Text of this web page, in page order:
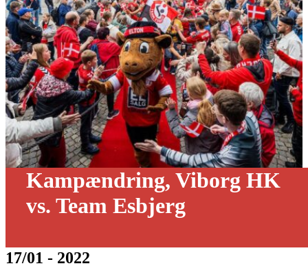
Kampændring, Viborg HK
vs. Team Esbjerg
17/01 - 2022